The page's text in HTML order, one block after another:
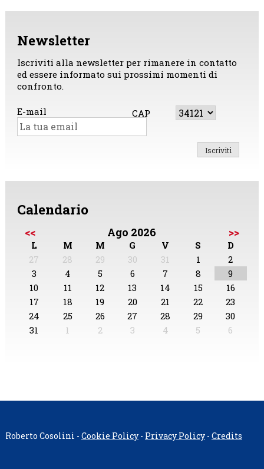
Newsletter
Iscriviti alla newsletter per rimanere in contatto
ed essere informato sui prossimi momenti di
confronto.
E-mail CAP
Calendario
<< Ago 2026 >>
L M M G V S
D
27
28 29 30 31 1
2
3
4 5 6 7 8
9
10
11 12 13 14 15
16
17
18 19 20 21 22
23
24
25 26 27 28 29
30
31
1 2 3 4 5 6
Roberto Cosolini - Cookie Policy- Privacy Policy- Credits